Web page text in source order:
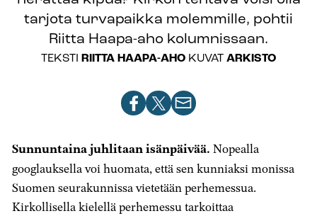
tarjota turvapaikka molemmille, pohtii
Riitta Haapa-aho kolumnissaan.
TEKSTI RIITTA HAAPA-AHO KUVAT ARKISTO
Jaa
artikkeli
Jaa
artikkeli
palvelussa
Jaa
artikkeli
Sunnuntaina juhlitaan isänpäivää. Nopealla
googlauksella voi huomata, että sen kunniaksi monissa
Suomen seurakunnissa vietetään perhemessua.
Kirkollisella kielellä perhemessu tarkoittaa